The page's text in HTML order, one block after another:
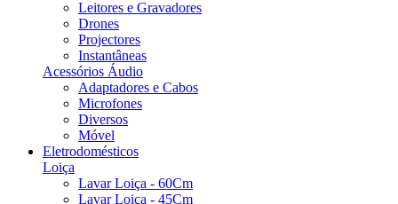
Leitores e Gravadores
Drones
Projectores
Instantâneas
Acessórios Áudio
Adaptadores e Cabos
Microfones
Diversos
Móvel
Eletrodomésticos
Loiça
Lavar Loiça - 60Cm
Lavar Loiça - 45Cm